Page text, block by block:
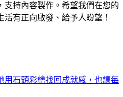
支持內容製作。希望我們在您的
有正向啟發、給予人盼望！
用石頭彩繪找回成就感，也讓每